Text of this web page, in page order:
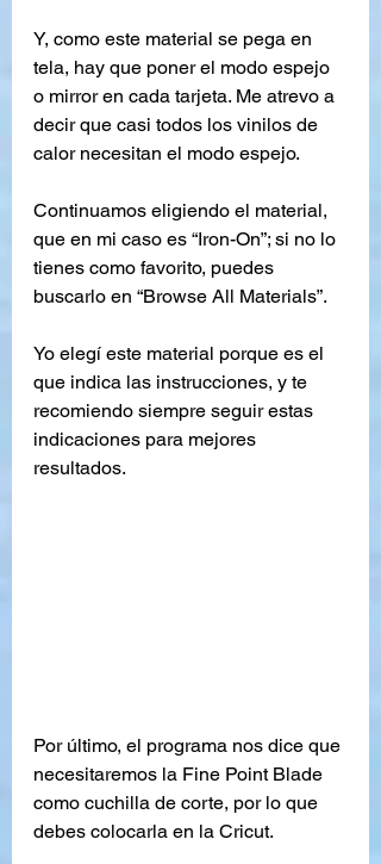
Y, como este material se pega en
tela, hay que poner el modo espejo
o mirror en cada tarjeta. Me atrevo a
decir que casi todos los vinilos de
calor necesitan el modo espejo.
Continuamos eligiendo el material,
que en mi caso es “Iron-On”; si no lo
tienes como favorito, puedes
buscarlo en “Browse All Materials”.
Yo elegí este material porque es el
que indica las instrucciones, y te
recomiendo siempre seguir estas
indicaciones para mejores
resultados.
Por último, el programa nos dice que
necesitaremos la Fine Point Blade
como cuchilla de corte, por lo que
debes colocarla en la Cricut.